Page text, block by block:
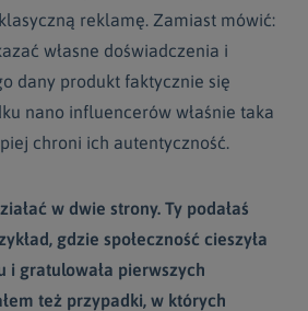
reklamę. Zamiast mówić:
własne doświadczenia i
dany produkt faktycznie się
nano influencerów właśnie taka
chroni ich autentyczność.
w dwie strony. Ty podałaś
gdzie społeczność cieszyła
i gratulowała pierwszych
też przypadki, w których